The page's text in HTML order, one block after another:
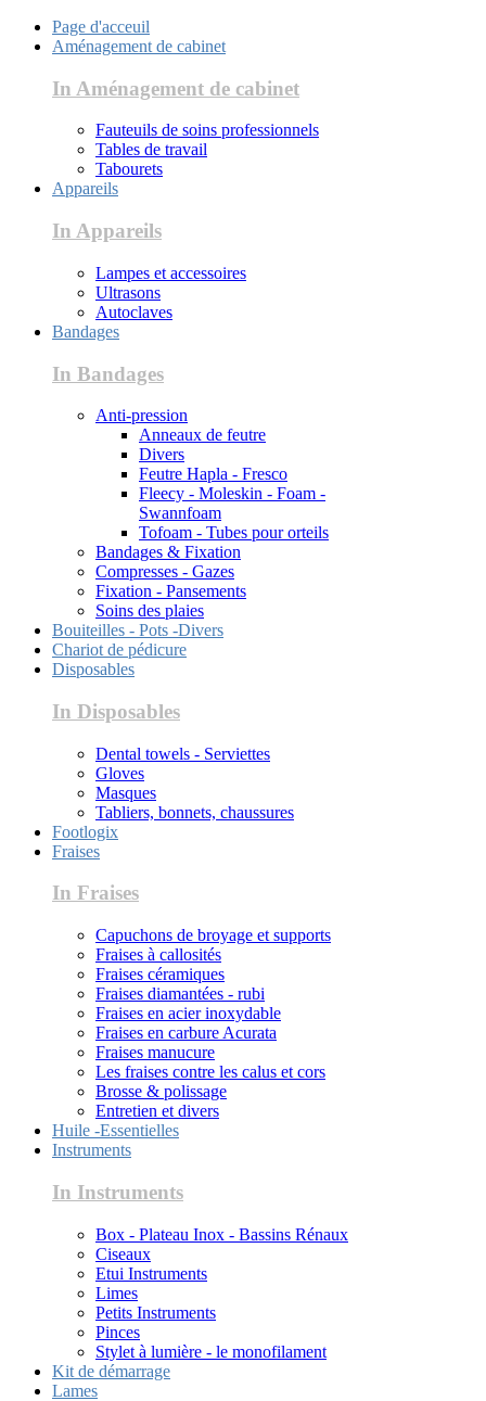
Page d'acceuil
Aménagement de cabinet
In Aménagement de cabinet
Fauteuils de soins professionnels
Tables de travail
Tabourets
Appareils
In Appareils
Lampes et accessoires
Ultrasons
Autoclaves
Bandages
In Bandages
Anti-pression
Anneaux de feutre
Divers
Feutre Hapla - Fresco
Fleecy - Moleskin - Foam -
Swannfoam
Tofoam - Tubes pour orteils
Bandages & Fixation
Compresses - Gazes
Fixation - Pansements
Soins des plaies
Bouiteilles - Pots -Divers
Chariot de pédicure
Disposables
In Disposables
Dental towels - Serviettes
Gloves
Masques
Tabliers, bonnets, chaussures
Footlogix
Fraises
In Fraises
Capuchons de broyage et supports
Fraises à callosités
Fraises céramiques
Fraises diamantées - rubi
Fraises en acier inoxydable
Fraises en carbure Acurata
Fraises manucure
Les fraises contre les calus et cors
Brosse & polissage
Entretien et divers
Huile -Essentielles
Instruments
In Instruments
Box - Plateau Inox - Bassins Rénaux
Ciseaux
Etui Instruments
Limes
Petits Instruments
Pinces
Stylet à lumière - le monofilament
Kit de démarrage
Lames